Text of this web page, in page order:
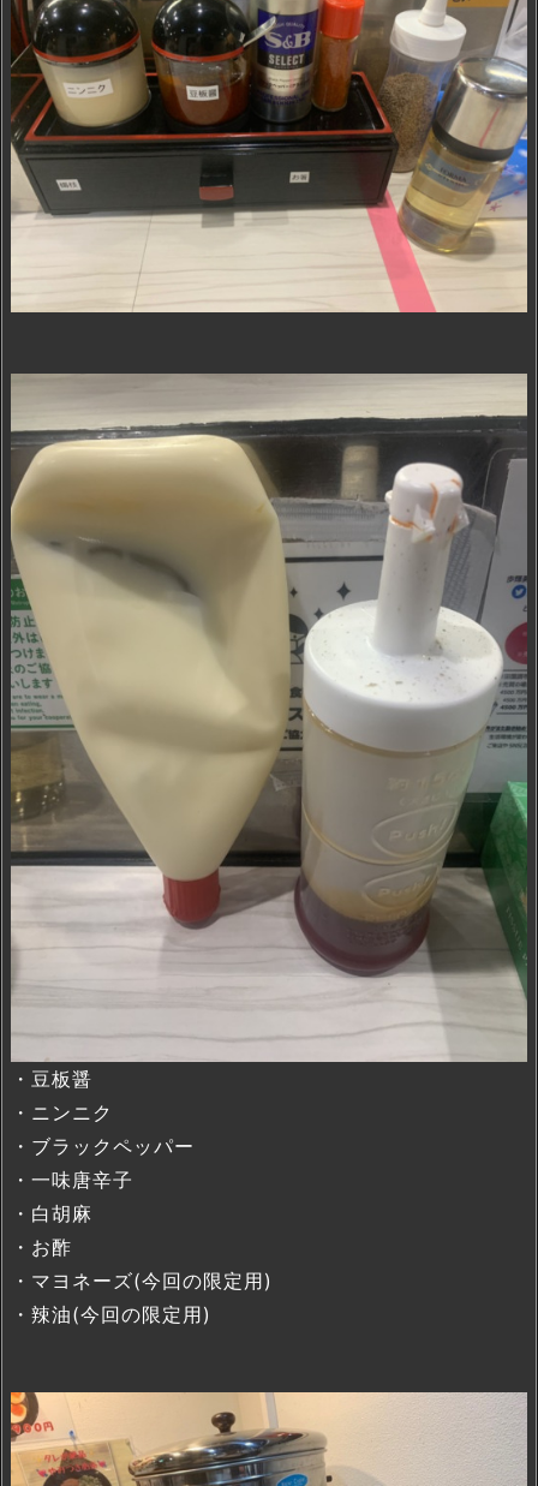
・豆板醤
・ニンニク
・ブラックペッパー
・一味唐辛子
・白胡麻
・お酢
・マヨネーズ(今回の限定用)
・辣油(今回の限定用)